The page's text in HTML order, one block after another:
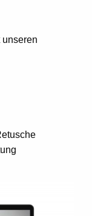
unseren